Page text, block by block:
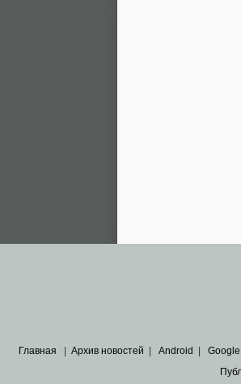
Главная Архив новостей Android Google